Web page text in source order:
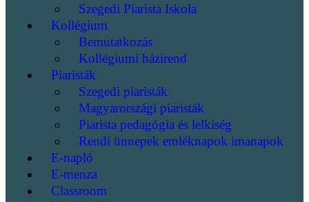
Szegedi Piarista Iskola
Kollégium
Bemutatkozás
Kollégiumi házirend
Piaristák
Szegedi piaristák
Magyarországi piaristák
Piarista pedagógia és lelkiség
Rendi ünnepek emléknapok imanapok
E-napló
E-menza
Classroom